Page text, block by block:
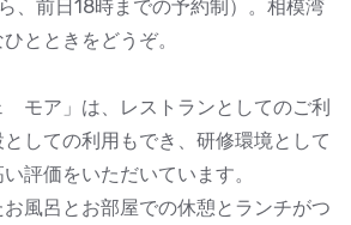
、前日18時までの予約制）。相模湾
とときをどうぞ。
モア」は、レストランとしてのご利
しての利用もでき、研修環境として
評価をいただいています。
風呂とお部屋での休憩とランチがつ